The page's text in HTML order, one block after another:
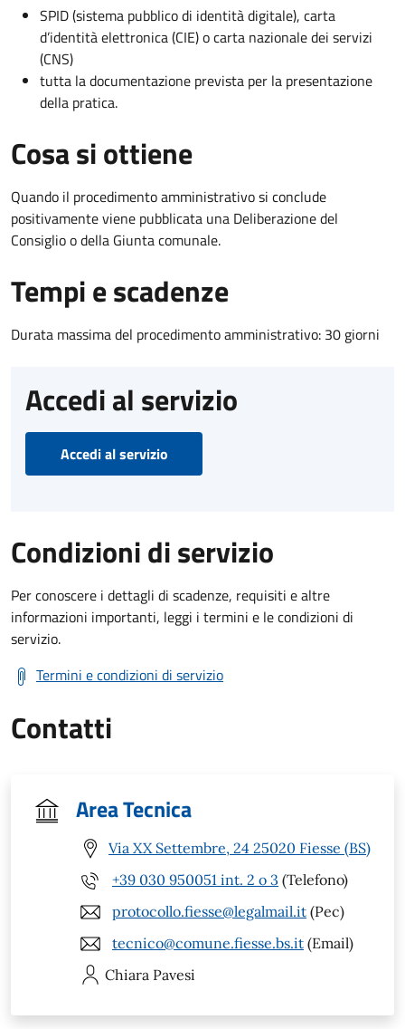
SPID (sistema pubblico di identità digitale), carta
d’identità elettronica (CIE) o carta nazionale dei servizi
(CNS)
tutta la documentazione prevista per la presentazione
della pratica.
Cosa si ottiene
Quando il procedimento amministrativo si conclude
positivamente viene pubblicata una Deliberazione del
Consiglio o della Giunta comunale.
Tempi e scadenze
Durata massima del procedimento amministrativo: 30 giorni
Accedi al servizio
Accedi al servizio
Condizioni di servizio
Per conoscere i dettagli di scadenze, requisiti e altre
informazioni importanti, leggi i termini e le condizioni di
servizio.
Termini e condizioni di servizio
Contatti
Area Tecnica
Via XX Settembre, 24 25020 Fiesse (BS)
+39 030 950051 int. 2 o 3 (Telefono)
protocollo.fiesse@legalmail.it (Pec)
tecnico@comune.fiesse.bs.it (Email)
Chiara Pavesi